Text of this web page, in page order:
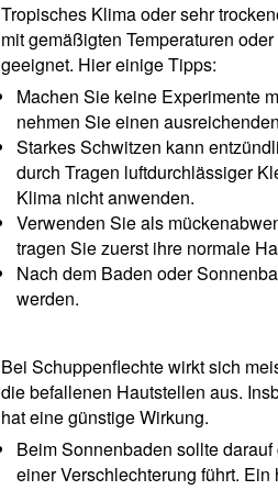
Tropisches Klima oder sehr
mit gemäßigten Temperaturen
geeignet. Hier einige Tipps:
Machen Sie keine Experimente
nehmen Sie einen
Starkes Schwitzen kann
durch Tragen luftdurchlässiger
Klima nicht anwenden.
Verwenden Sie als
tragen Sie zuerst ihre normale
Nach dem Baden oder
werden.
Bei Schuppenflechte wirkt sich
die befallenen Hautstellen aus.
hat eine günstige Wirkung.
Beim Sonnenbaden sollte
einer Verschlechterung führt.